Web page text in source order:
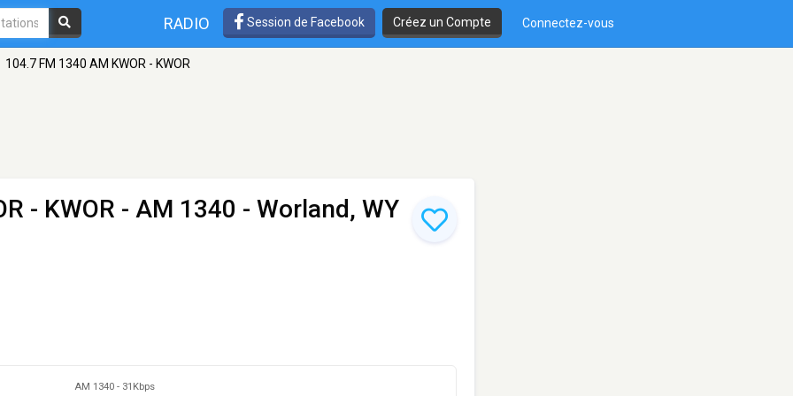
RADIO Session de Facebook Créez un Compte Connectez-vous
104.7 FM 1340 AM KWOR - KWOR
- KWOR - AM 1340 - Worland, WY
AM 1340 - 31Kbps